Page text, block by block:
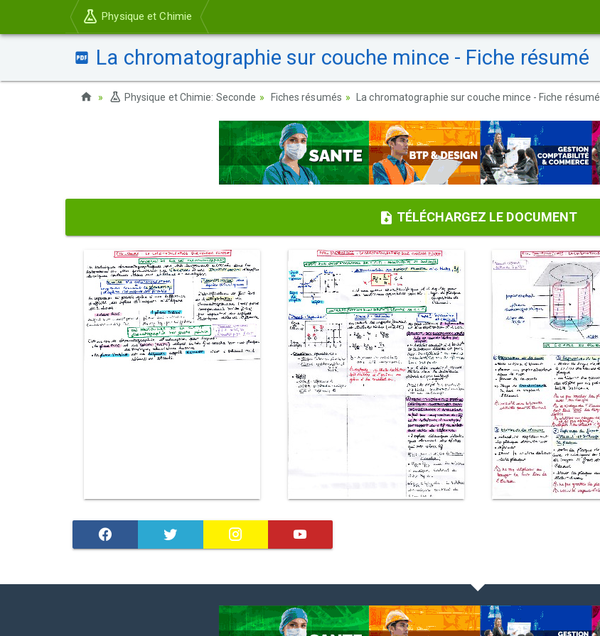
Physique et Chimie
La chromatographie sur couche mince - Fiche résumé
Physique et Chimie: Seconde Fiches résumés La chromatographie sur couche mince - Fiche résumé
TÉLÉCHARGEZ LE DOCUMENT